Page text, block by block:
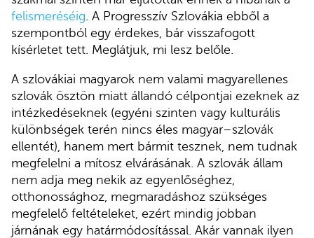
felismeréséig . A Progresszív Szlovákia ebből a
szempontból egy érdekes, bár visszafogott
kísérletet tett. Meglátjuk, mi lesz belőle.
A szlovákiai magyarok nem valami magyarellenes
szlovák ösztön miatt állandó célpontjai ezeknek az
intézkedéseknek (egyéni szinten vagy kulturális
különbségek terén nincs éles magyar–szlovák
ellentét), hanem mert bármit tesznek, nem tudnak
megfelelni a mítosz elvárásának. A szlovák állam
nem adja meg nekik az egyenlőséghez,
otthonossághoz, megmaradáshoz szükséges
megfelelő feltételeket, ezért mindig jobban
járnának egy határmódosítással. Akár vannak ilyen